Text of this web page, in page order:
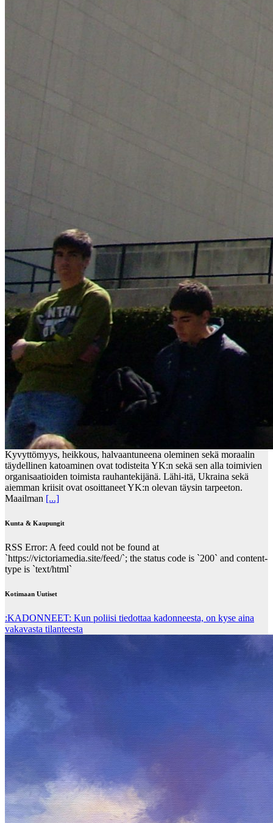
Kyvyttömyys, heikkous, halvaantuneena oleminen sekä moraalin
täydellinen katoaminen ovat todisteita YK:n sekä sen alla toimivien
organisaatioiden toimista rauhantekijänä. Lähi-itä, Ukraina sekä
aiemman kriisit ovat osoittaneet YK:n olevan täysin tarpeeton.
Maailman [...]
Kunta & Kaupungit
RSS Error: A feed could not be found at
`https://victoriamedia.site/feed/`; the status code is `200` and content-
type is `text/html`
Kotimaan Uutiset
:KADONNEET: Kun poliisi tiedottaa kadonneesta, on kyse aina
vakavasta tilanteesta